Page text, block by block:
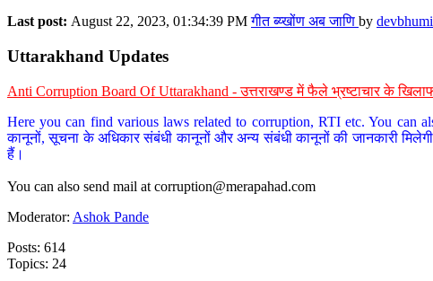
Last post: August 22, 2023, 01:34:39 PMगीत ब्य्खोंण अब जाणि by devbhumi
Uttarakhand Updates
Anti Corruption Board Of Uttarakhand - उत्तराखण्ड में फैले भ्रष्टाचार के
Here you can find various laws related to corruption, RTI etc. You can
कानूनों, सूचना के अधिकार संबंधी कानूनों और अन्य संबंधी कानूनों की जानकारी
हैं।
You can also send mail at corruption@merapahad.com
Moderator: Ashok Pande
Posts: 614
Topics: 24